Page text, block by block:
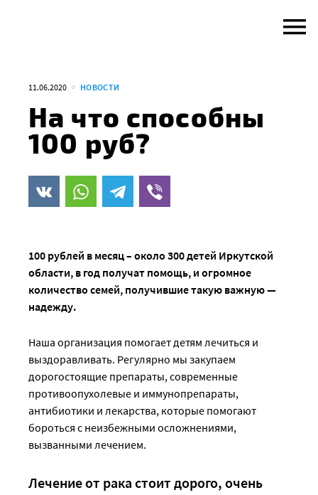
11.06.2020 НОВОСТИ
На что способны
100 руб?
100 рублей в месяц – около 300 детей Иркутской
области, в год получат помощь, и огромное
количество семей, получившие такую важную —
надежду.
Наша организация помогает детям лечиться и
выздоравливать. Регулярно мы закупаем
дорогостоящие препараты, современные
противоопухолевые и иммунопрепараты,
антибиотики и лекарства, которые помогают
бороться с неизбежными осложнениями,
вызванными лечением.
Лечение от рака стоит дорого, очень